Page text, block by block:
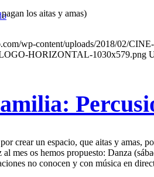
los aitas y amas)
wp-content/uploads/2018/02/
HORIZONTAL-1030x579.png
crear un espacio, que aitas y amas,
mes os hemos propuesto: Danza
no conocen y con música en